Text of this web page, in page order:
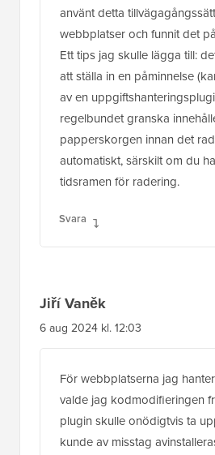
använt detta
webbplatser och funnit det
Ett tips jag skulle lägga till:
att ställa in en påminnelse
av en
regelbundet granska
papperskorgen innan det
automatiskt, särskilt om du
tidsramen för radering.
Svara
Jiří Vaněk
6 aug 2024 kl. 12:03
För webbplatserna jag
valde jag kodmodifieringen
plugin skulle onödigtvis ta
kunde av misstag